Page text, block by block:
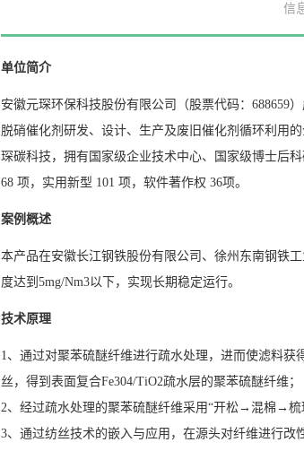
信
单位简介
安徽元琛环保科技股份有限公司（股票代码：688659
脱硝催化剂研发、设计、生产及废旧催化剂循环利用
琛碳科技，拥有国家级企业技术中心、国家级博士后
68 项，实用新型 101 项，软件著作权 36项。
案例概述
本产品在安徽长江钢铁股份有限公司、徐州东南钢铁
度达到5mg/Nm3以下，实现长期稳定运行。
技术原理
1、通过对聚苯硫醚纤维进行疏水处理，进而使滤料
丝，得到表面复合Fe304/TiO2疏水层的聚苯硫醚纤维；
2、经过疏水处理的聚苯硫醚纤维采用“开松→混棉→
3、通过纺丝技术的嵌入与应用，在源头对纤维进行改